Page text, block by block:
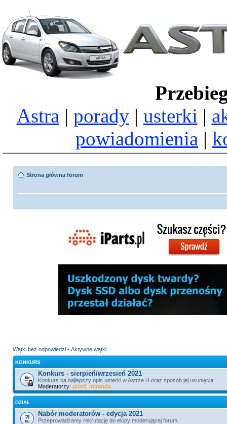
Astra | porady| usterki |
powiadomienia |
Strona główna forum
Wątki bez odpowiedzi• Aktywne wątki
KONKURS
Konkurs - sierpień/wrzesień 2021
Konkurs na najlepszy opis usterki w Astrze H oraz sposób jej usunięcia.
Moderatorzy: piotii, miranda
DZIAŁ
Nabór moderatorów - edycja 2021
Przeprowadzamy rekrutację do ekipy moderującej forum.